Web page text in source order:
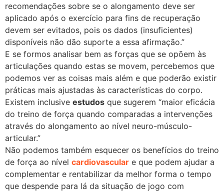
recomendações sobre se o alongamento deve ser
aplicado após o exercício para fins de recuperação
devem ser evitados, pois os dados (insuficientes)
disponíveis não dão suporte a essa afirmação.”
E se formos analisar bem as forças que se opõem às
articulações quando estas se movem, percebemos que
podemos ver as coisas mais além e que poderão existir
práticas mais ajustadas às características do corpo.
Existem inclusive estudos que sugerem “maior eficácia
do treino de força quando comparadas a intervenções
através do alongamento ao nível neuro-músculo-
articular.”
Não podemos também esquecer os benefícios do treino
de força ao nível cardiovascular e que podem ajudar a
complementar e rentabilizar da melhor forma o tempo
que despende para lá da situação de jogo com